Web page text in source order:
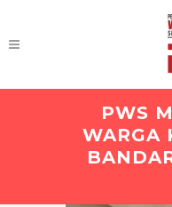
PWS
WARGA